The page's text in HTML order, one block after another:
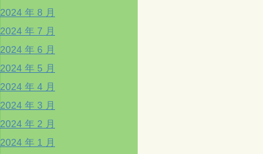
2024 年 8 月
2024 年 7 月
2024 年 6 月
2024 年 5 月
2024 年 4 月
2024 年 3 月
2024 年 2 月
2024 年 1 月